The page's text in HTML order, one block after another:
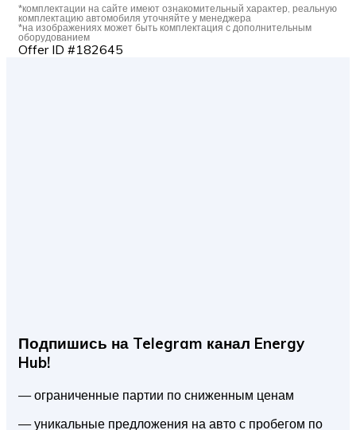
*комплектации на сайте имеют ознакомительный характер, реальную
комплектацию автомобиля уточняйте у менеджера
*на изображениях может быть комплектация с дополнительным
оборудованием
Offer ID #182645
Подпишись на Telegram канал Energy
Hub!
— ограниченные партии по сниженным ценам
— уникальные предложения на авто с пробегом по